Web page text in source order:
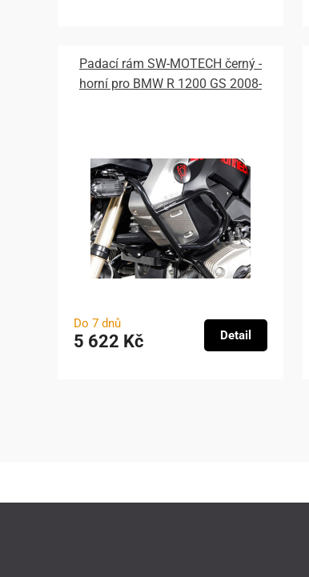
Padací rám SW-MOTECH černý -
horní pro BMW R 1200 GS 2008-
Do 7 dnů
5 622 Kč Detail